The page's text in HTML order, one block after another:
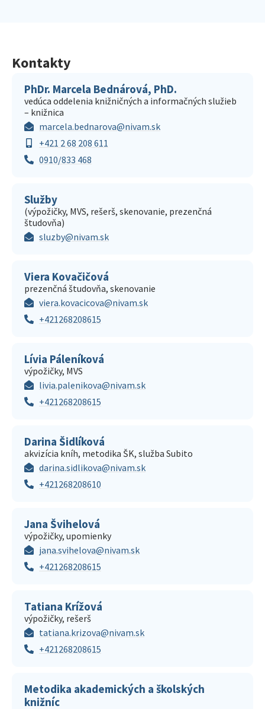
Kontakty
PhDr. Marcela Bednárová, PhD.
vedúca oddelenia knižničných a informačných služieb
– knižnica
marcela.bednarova@nivam.sk
+421 2 68 208 611
0910/833 468
Služby
(výpožičky, MVS, rešerš, skenovanie, prezenčná
študovňa)
sluzby@nivam.sk
Viera Kovačičová
prezenčná študovňa, skenovanie
viera.kovacicova@nivam.sk
+421268208615
Lívia Páleníková
výpožičky, MVS
livia.palenikova@nivam.sk
+421268208615
Darina Šidlíková
akvizícia kníh, metodika ŠK, služba Subito
darina.sidlikova@nivam.sk
+421268208610
Jana Švihelová
výpožičky, upomienky
jana.svihelova@nivam.sk
+421268208615
Tatiana Krížová
výpožičky, rešerš
tatiana.krizova@nivam.sk
+421268208615
Metodika akademických a školských
knižníc